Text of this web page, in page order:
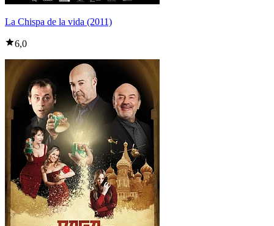
La Chispa de la vida (2011)
6,0